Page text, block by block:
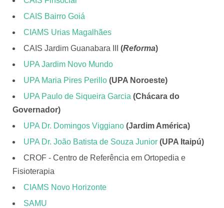
CAIS Bairro Goiá
CIAMS Urias Magalhães
CAIS Jardim Guanabara III (Reforma)
UPA Jardim Novo Mundo
UPA Maria Pires Perillo (UPA Noroeste)
UPA Paulo de Siqueira Garcia (Chácara do
Governador)
UPA Dr. Domingos Viggiano (Jardim América)
UPA Dr. João Batista de Souza Junior (UPA Itaipú)
CROF - Centro de Referência em Ortopedia e
Fisioterapia
CIAMS Novo Horizonte
SAMU